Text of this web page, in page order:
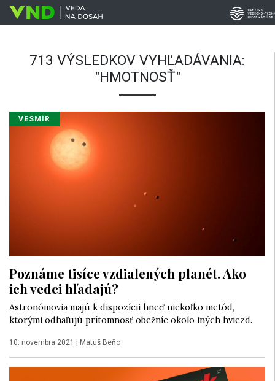
713 VÝSLEDKOV VYHĽADÁVANIA:
"HMOTNOSŤ"
VESMÍR
Poznáme tisíce vzdialených planét. Ako
ich vedci hľadajú?
Astronómovia majú k dispozícii hneď niekoľko metód,
ktorými odhaľujú prítomnosť obežníc okolo iných hviezd.
10. novembra 2021 Matúš Beňo